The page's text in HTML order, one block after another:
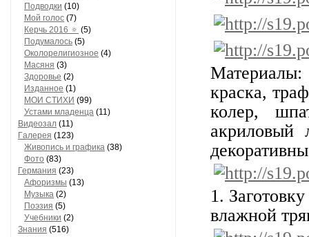
Подводки (10)
Мой голос (7)
Керчь 2016 🔅 (5)
Подумалось (5)
Околорелигиозное (4)
Масяня (3)
Здоровье (2)
Изданное (1)
МОИ СТИХИ (99)
Устами младенца (11)
Видеозал (11)
Гaлерея (123)
Живопись и грaфикa (38)
Фото (83)
Гермaния (23)
Aфоризмы (13)
Музыкa (2)
Поэзия (5)
Учебники (2)
Знания (516)
Материалы:
краска,
колер,
акриловый
1.
влажной